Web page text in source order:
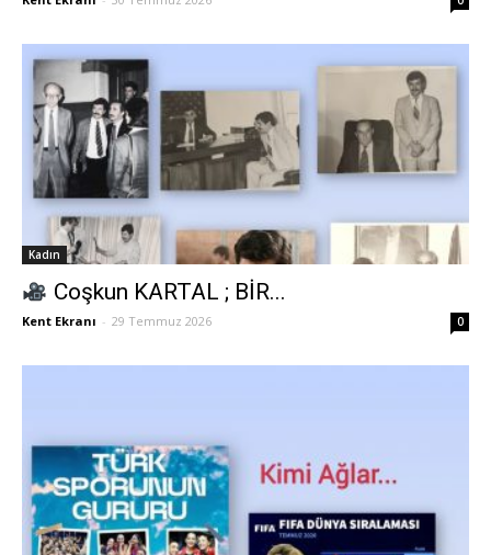
Kadın
Coşkun KARTAL ; BİR...
Kent Ekranı - 29 Temmuz 2026 0